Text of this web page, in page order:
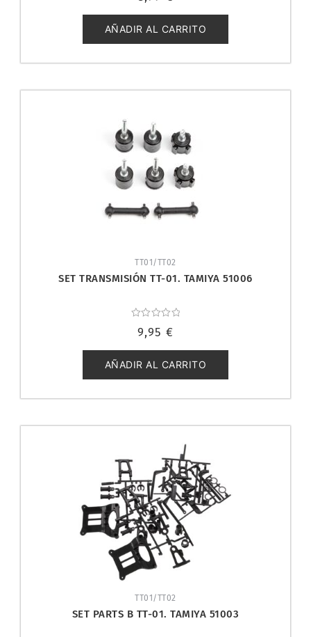
de
5
AÑADIR AL CARRITO
TT01/TT02
SET TRANSMISIÓN TT-01. TAMIYA 51006
con
de
5
9,95 €
AÑADIR AL CARRITO
TT01/TT02
SET PARTS B TT-01. TAMIYA 51003